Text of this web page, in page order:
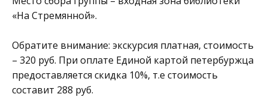
«На Стремянной».
Обратите внимание: экскурсия платная, стоимость
– 320 руб. При оплате Единой картой петербуржца
предоставляется скидка 10%, т.е стоимость
составит 288 руб.